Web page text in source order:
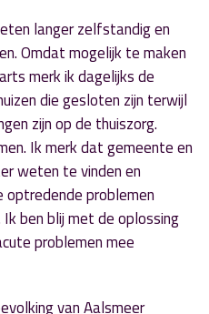
langer zelfstandig en
Omdat mogelijk te maken
merk ik dagelijks de
die gesloten zijn terwijl
zijn op de thuiszorg.
Ik merk dat gemeente en
weten te vinden en
optredende problemen
ben blij met de oplossing
problemen mee
van Aalsmeer